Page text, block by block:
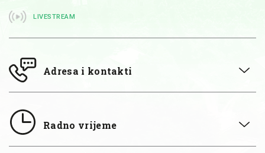
LIVESTREAM
Adresa i kontakti
Radno vrijeme